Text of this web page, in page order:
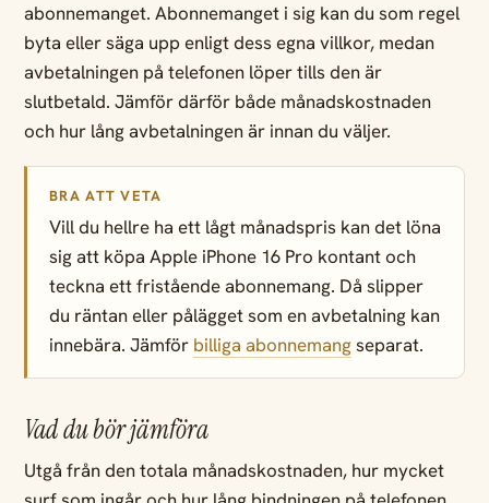
abonnemanget. Abonnemanget i sig kan du som regel
byta eller säga upp enligt dess egna villkor, medan
avbetalningen på telefonen löper tills den är
slutbetald. Jämför därför både månadskostnaden
och hur lång avbetalningen är innan du väljer.
BRA ATT VETA
Vill du hellre ha ett lågt månadspris kan det löna
sig att köpa Apple iPhone 16 Pro kontant och
teckna ett fristående abonnemang. Då slipper
du räntan eller pålägget som en avbetalning kan
innebära. Jämför billiga abonnemangseparat.
Vad du bör jämföra
Utgå från den totala månadskostnaden, hur mycket